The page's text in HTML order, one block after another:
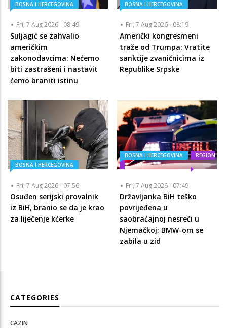
BOSNA I HERCEGOVINA
Fri, 7 Aug 2026 - 08:49
Suljagić se zahvalio
američkim
zakonodavcima: Nećemo
biti zastrašeni i nastavit
ćemo braniti istinu
BOSNA I HERCEGOVINA
Fri, 7 Aug 2026 - 08:19
Američki kongresmeni
traže od Trumpa: Vratite
sankcije zvaničnicima iz
Republike Srpske
BOSNA I HERCEGOVINA
Fri, 7 Aug 2026 - 07:56
Osuđen serijski provalnik
iz BiH, branio se da je krao
za liječenje kćerke
BOSNA I HERCEGOVINA REGION
Fri, 7 Aug 2026 - 07:49
Državljanka BiH teško
povrijeđena u
saobraćajnoj nesreći u
Njemačkoj: BMW-om se
zabila u zid
CATEGORIES
CAZIN